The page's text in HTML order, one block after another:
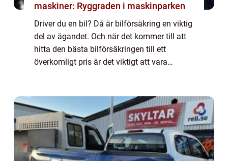
maskiner: Ryggraden i maskinparken
Driver du en bil? Då är bilförsäkring en viktig
del av ägandet. Och när det kommer till att
hitta den bästa bilförsäkringen till ett
överkomligt pris är det viktigt att vara